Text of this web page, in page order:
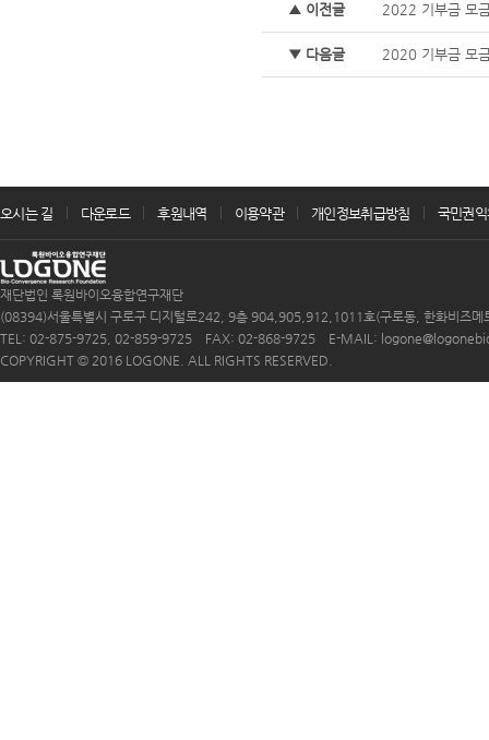
▲ 이전글 2022 기부금 모
▼ 다음글 2020 기부금 모
오시는 길 다운로드 후원내역 이용약관 개인정보취급방침 국민권
재단법인 록원바이오융합연구재단
(08394)서울특별시 구로구 디지털로242, 9층 904,905,912,1011호(구로동, 한화비즈메
TEL: 02-875-9725, 02-859-9725 FAX: 02-868-9725 E-MAIL:
COPYRIGHT © 2016 LOGONE. ALL RIGHTS RESERVED.